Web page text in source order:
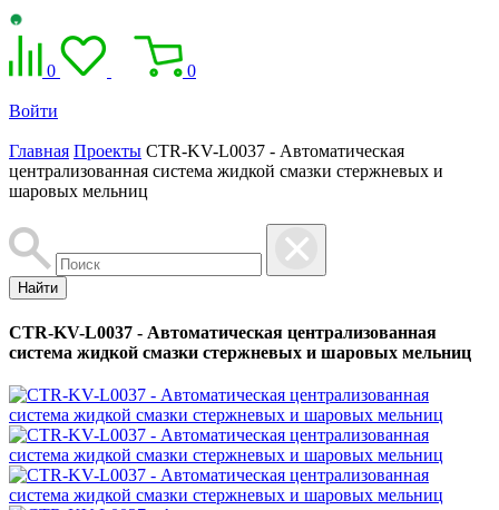
0 0
Войти
Главная Проекты CTR-KV-L0037 - Автоматическая
централизованная система жидкой смазки стержневых и
шаровых мельниц
Найти
CTR-KV-L0037 - Автоматическая централизованная
система жидкой смазки стержневых и шаровых мельниц